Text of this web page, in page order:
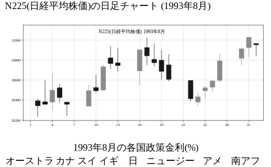
N225(日経平均株価)の日足チャート (1993年8月)
1993年8月の各国政策金利(%)
オーストラ カナ スイ イギ
日
ニュージー
アメ
南アフ